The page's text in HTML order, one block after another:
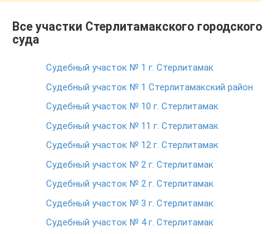
Все участки Стерлитамакского городского
суда
Судебный участок № 1 г. Стерлитамак
Судебный участок № 1 Стерлитамакский район
Судебный участок № 10 г. Стерлитамак
Судебный участок № 11 г. Стерлитамак
Судебный участок № 12 г. Стерлитамак
Судебный участок № 2 г. Стерлитамак
Судебный участок № 2 г. Стерлитамак
Судебный участок № 3 г. Стерлитамак
Судебный участок № 4 г. Стерлитамак